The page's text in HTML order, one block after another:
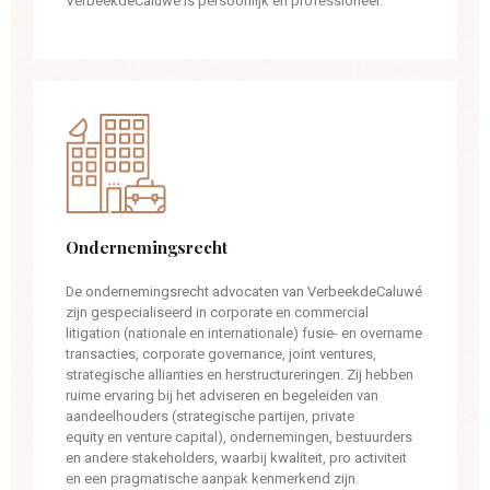
Ondernemingsrecht
De ondernemingsrecht advocaten van VerbeekdeCaluwé
zijn gespecialiseerd in corporate en commercial
litigation (nationale en internationale) fusie- en overname
transacties, corporate governance, joint ventures,
strategische allianties en herstructureringen. Zij hebben
ruime ervaring bij het adviseren en begeleiden van
aandeelhouders (strategische partijen, private
equity en venture capital), ondernemingen, bestuurders
en andere stakeholders, waarbij kwaliteit, pro activiteit
en een pragmatische aanpak kenmerkend zijn.